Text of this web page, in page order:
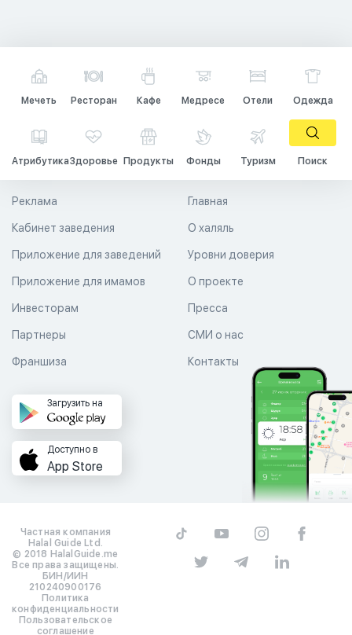
Мечеть Ресторан Кафе Медресе Отели Одежда
АтрибутикаЗдоровье Продукты Фонды Туризм Поиск
Главная
О халяль
Уровни доверия
Реклама
Кабинет заведения
Приложение для заведений
Приложение для имамов О проекте
Пресса
СМИ о нас
Контакты
Инвесторам
Партнеры
Франшиза
Загрузить на
Доступно в
App Store
Частная компания
Halal Guide Ltd.
© 2018 HalalGuide.me
Все права защищены.
БИН/ИИН
210240900176
Политика
конфиденциальности
Пользовательское
соглашение